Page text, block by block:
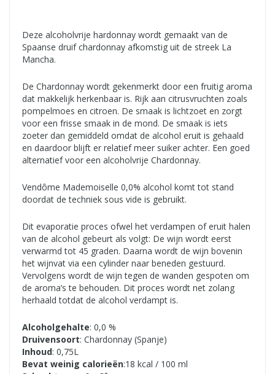
Deze alcoholvrije hardonnay wordt gemaakt van de
Spaanse druif chardonnay afkomstig uit de streek La
Mancha.
De Chardonnay wordt gekenmerkt door een fruitig aroma
dat makkelijk herkenbaar is. Rijk aan citrusvruchten zoals
pompelmoes en citroen. De smaak is lichtzoet en zorgt
voor een frisse smaak in de mond. De smaak is iets
zoeter dan gemiddeld omdat de alcohol eruit is gehaald
en daardoor blijft er relatief meer suiker achter. Een goed
alternatief voor een alcoholvrije Chardonnay.
Vendôme Mademoiselle 0,0% alcohol komt tot stand
doordat de techniek sous vide is gebruikt.
Dit evaporatie proces ofwel het verdampen of eruit halen
van de alcohol gebeurt als volgt: De wijn wordt eerst
verwarmd tot 45 graden. Daarna wordt de wijn bovenin
het wijnvat via een cylinder naar beneden gestuurd.
Vervolgens wordt de wijn tegen de wanden gespoten om
de aroma’s te behouden. Dit proces wordt net zolang
herhaald totdat de alcohol verdampt is.
Alcoholgehalte: 0,0 %
Druivensoort: Chardonnay (Spanje)
Inhoud: 0,75L
Bevat weinig calorieën:18 kcal / 100 ml